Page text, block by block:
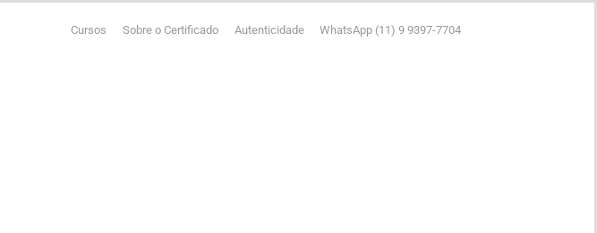
Cursos Sobre o Certificado Autenticidade WhatsApp (11) 9 9397-7704